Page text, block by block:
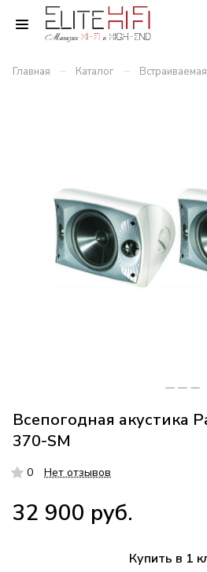
Главная – Каталог –
Всепогодная акустика
370-SM
0 Нет отзывов
32 900 руб.
Купить в 1